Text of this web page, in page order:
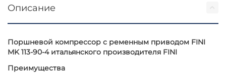
Описание
Поршневой компрессор с ременным приводом FINI
MK 113-90-4 итальянского производителя FINI
Преимущества